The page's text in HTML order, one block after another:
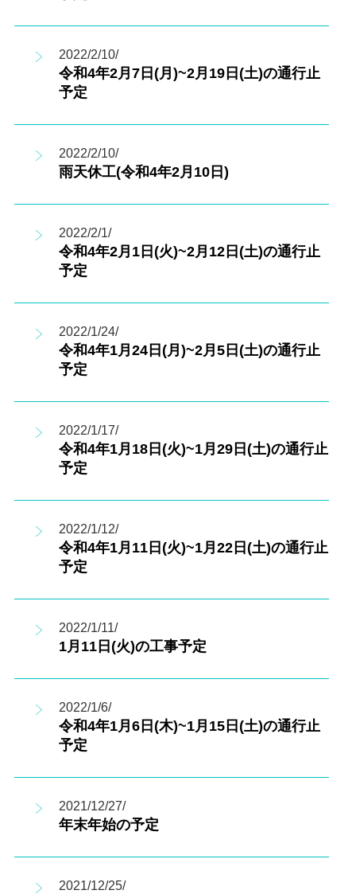
2022/2/10/
令和4年2月7日(月)~2月19日(土)の通行止
予定
2022/2/10/
雨天休工(令和4年2月10日)
2022/2/1/
令和4年2月1日(火)~2月12日(土)の通行止
予定
2022/1/24/
令和4年1月24日(月)~2月5日(土)の通行止
予定
2022/1/17/
令和4年1月18日(火)~1月29日(土)の通行止
予定
2022/1/12/
令和4年1月11日(火)~1月22日(土)の通行止
予定
2022/1/11/
1月11日(火)の工事予定
2022/1/6/
令和4年1月6日(木)~1月15日(土)の通行止
予定
2021/12/27/
年末年始の予定
2021/12/25/